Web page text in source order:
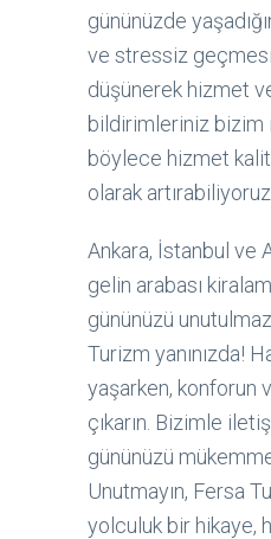
gününüzde
ve stressiz
düşünerek hizmet
bildirimleriniz bizim
böylece hizmet
olarak artırabiliyoruz.
Ankara, İstanbul ve
gelin arabası
gününüzü
Turizm yanınızda!
yaşarken, konforun
çıkarın. Bizimle
gününüzü
Unutmayın, Fersa
yolculuk bir hikaye,